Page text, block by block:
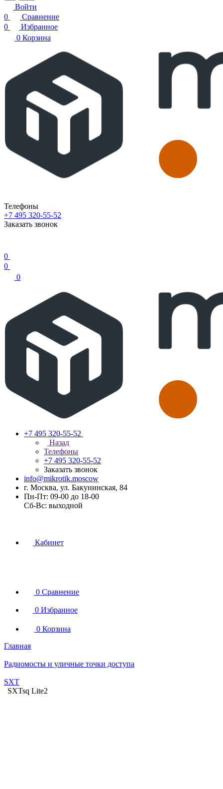
Войти
0
Сравнение
0
Избранное
0 Корзина
Телефоны
+7 495 320-55-52
Заказать звонок
0
0
0
+7 495 320-55-52
Назад
Телефоны
+7 495 320-55-52
Заказать звонок
info@mikrotik.moscow
г. Москва, ул. Бакунинская, 84
Пн-Пт: 09-00 до 18-00
Сб-Вс: выходной
Кабинет
0 Сравнение
0 Избранное
0 Корзина
Главная
Радиомосты и уличные точки доступа
SXT
SXTsq Lite2